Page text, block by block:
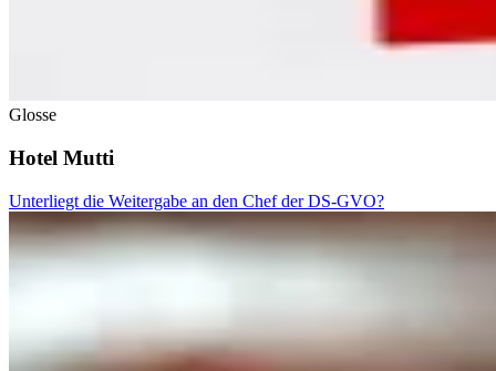
Glosse
Hotel Mutti
Unterliegt die Weitergabe an den Chef der DS-GVO?